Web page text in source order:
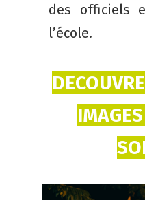
des officiels
l’école.